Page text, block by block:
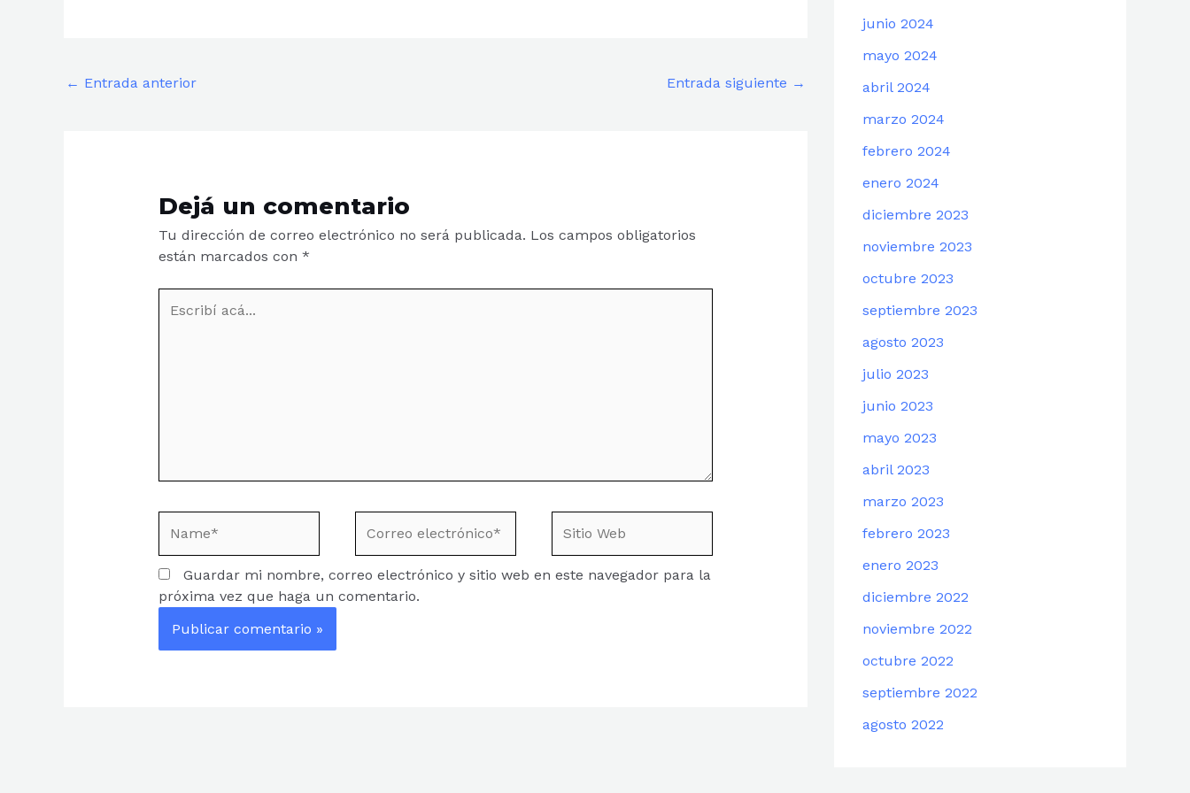
← Entrada anterior Entrada siguiente →
Dejá un comentario
Tu dirección de correo electrónico no será publicada. Los campos obligatorios
están marcados con *
acá...
electrónico*
Web
Guardar mi nombre, correo electrónico y sitio web en este navegador para la
próxima vez que haga un comentario.
junio 2024
mayo 2024
abril 2024
marzo 2024
febrero 2024
enero 2024
diciembre 2023
noviembre 2023
octubre 2023
septiembre 2023
agosto 2023
julio 2023
junio 2023
mayo 2023
abril 2023
marzo 2023
febrero 2023
enero 2023
diciembre 2022
noviembre 2022
octubre 2022
septiembre 2022
agosto 2022